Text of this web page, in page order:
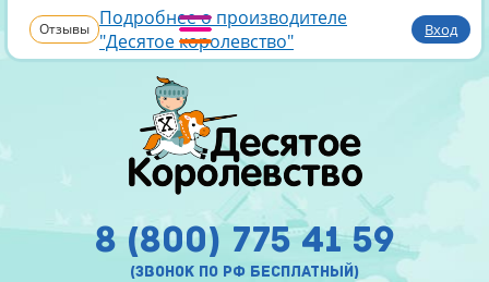
Отзывы Подробнее о производителе
"Десятое королевство"
Вход
8 (800) 775 41 59
(звонок по рф бесплатный)